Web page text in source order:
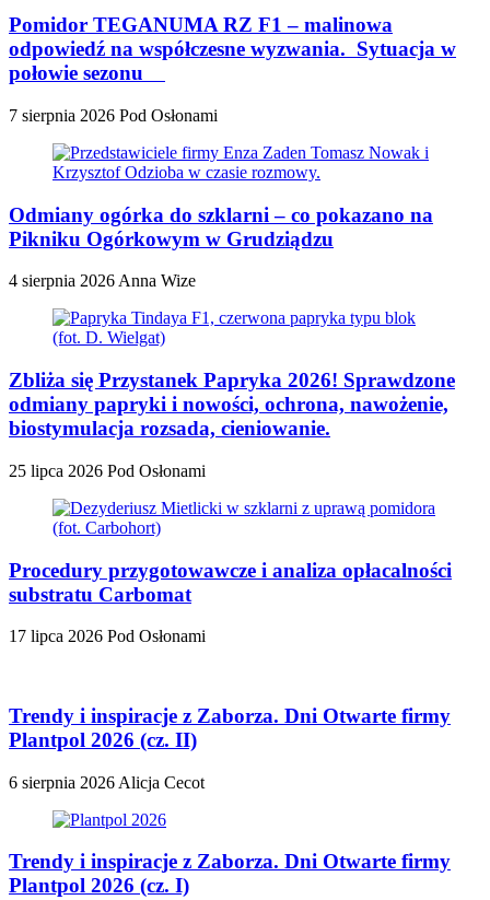
Pomidor TEGANUMA RZ F1 – malinowa
odpowiedź na współczesne wyzwania. Sytuacja w
połowie sezonu
7 sierpnia 2026 Pod Osłonami
Odmiany ogórka do szklarni – co pokazano na
Pikniku Ogórkowym w Grudziądzu
4 sierpnia 2026 Anna Wize
Zbliża się Przystanek Papryka 2026! Sprawdzone
odmiany papryki i nowości, ochrona, nawożenie,
biostymulacja rozsada, cieniowanie.
25 lipca 2026 Pod Osłonami
Procedury przygotowawcze i analiza opłacalności
substratu Carbomat
17 lipca 2026 Pod Osłonami
Trendy i inspiracje z Zaborza. Dni Otwarte firmy
Plantpol 2026 (cz. II)
6 sierpnia 2026 Alicja Cecot
Trendy i inspiracje z Zaborza. Dni Otwarte firmy
Plantpol 2026 (cz. I)